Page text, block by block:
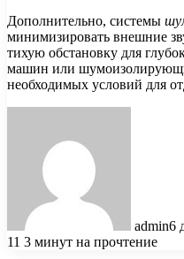
Дополнительно, системы
минимизировать внешние
тихую обстановку для
машин или
необходимых условий для
admin6
11 3 минут на прочтение